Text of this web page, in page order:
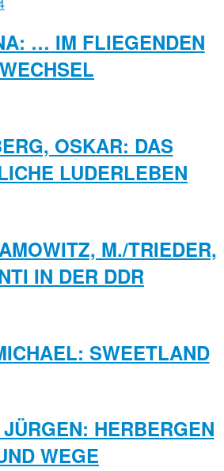
… IM FLIEGENDEN
WECHSEL
OSKAR: DAS
LUDERLEBEN
M./TRIEDER,
IN DER DDR
SWEETLAND
HERBERGEN
WEGE